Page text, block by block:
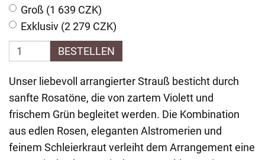
Groß (1 639 CZK)
Exklusiv (2 279 CZK)
BESTELLEN
Unser liebevoll arrangierter Strauß besticht durch
sanfte Rosatöne, die von zartem Violett und
frischem Grün begleitet werden. Die Kombination
aus edlen Rosen, eleganten Alstromerien und
feinem Schleierkraut verleiht dem Arrangement eine